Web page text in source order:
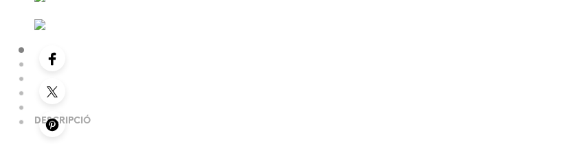
DESCRIPCIÓ